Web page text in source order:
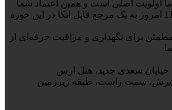
اولویت اصلی است و همین اعتماد شما
باعث شده تهران کار 119 امروز به یک مرجع قابل اتکا در این حوزه
انتخاب مطمئن برای نگهداری و مراقبت حرفه‌ای از
خیابان سعدی جدید، هتل ارس
سمت راست، طبقه زیرزمین